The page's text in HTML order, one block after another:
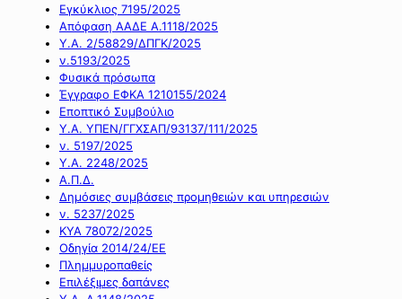
Εγκύκλιος 7195/2025
Απόφαση ΑΑΔΕ Α.1118/2025
Υ.Α. 2/58829/ΔΠΓΚ/2025
ν.5193/2025
Φυσικά πρόσωπα
Έγγραφο ΕΦΚΑ 1210155/2024
Εποπτικό Συμβούλιο
Υ.Α. ΥΠΕΝ/ΓΓΧΣΑΠ/93137/111/2025
ν. 5197/2025
Υ.Α. 2248/2025
Α.Π.Δ.
Δημόσιες συμβάσεις προμηθειών και υπηρεσιών
ν. 5237/2025
ΚΥΑ 78072/2025
Οδηγία 2014/24/ΕΕ
Πλημμυροπαθείς
Επιλέξιμες δαπάνες